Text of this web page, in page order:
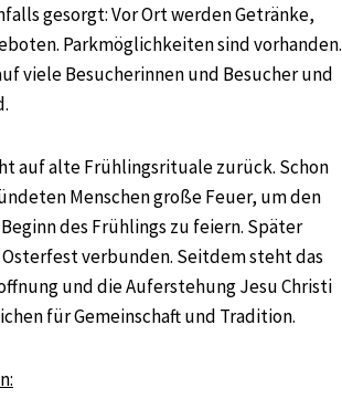
gesorgt: Vor Ort werden Getränke,
Parkmöglichkeiten sind vorhanden.
viele Besucherinnen und Besucher und
auf alte Frühlingsrituale zurück. Schon
Menschen große Feuer, um den
des Frühlings zu feiern. Später
verbunden. Seitdem steht das
und die Auferstehung Jesu Christi
für Gemeinschaft und Tradition.